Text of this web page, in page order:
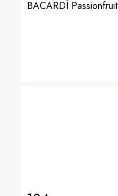
BACARDÍ Passionfruit